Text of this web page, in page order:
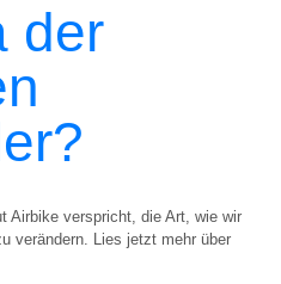
der
Airbike verspricht, die Art, wie wir
verändern. Lies jetzt mehr über